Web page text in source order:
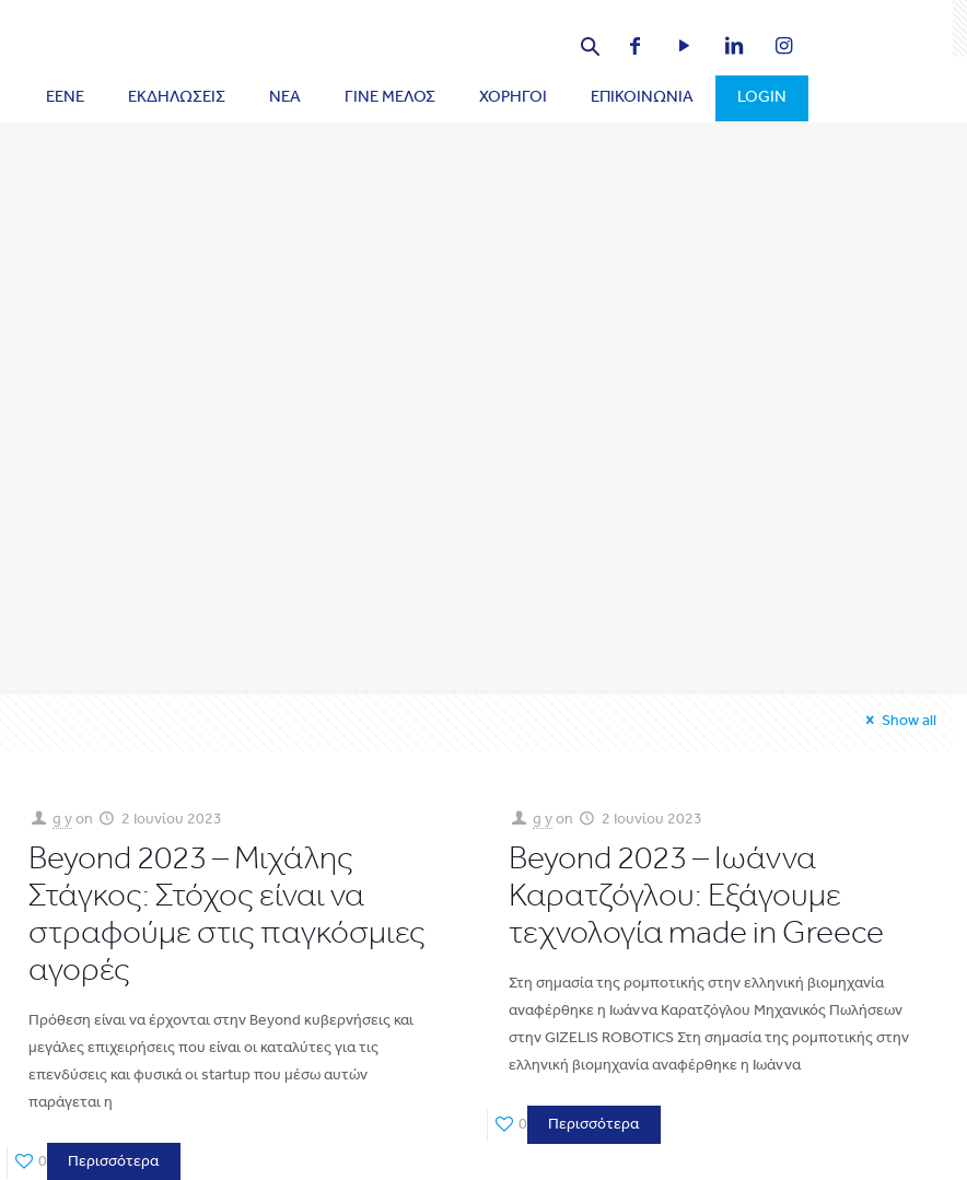
ΕΕΝΕ ΕΚΔΗΛΩΣΕΙΣ ΝΕΑ ΓΙΝΕ ΜΕΛΟΣ ΧΟΡΗΓΟΙ ΕΠΙΚΟΙΝΩΝΙΑ LOGIN
Show all
g y on 2 Ιουνίου 2023
Beyond 2023 – Μιχάλης
Στάγκος: Στόχος είναι να
στραφούμε στις παγκόσμιες
αγορές
Πρόθεση είναι να έρχονται στην Beyond κυβερνήσεις και
μεγάλες επιχειρήσεις που είναι οι καταλύτες για τις
επενδύσεις και φυσικά οι startup που μέσω αυτών
παράγεται η
0 Περισσότερα
g y on 2 Ιουνίου 2023
Beyond 2023 – Ιωάννα
Καρατζόγλου: Εξάγουμε
τεχνολογία made in Greece
Στη σημασία της ρομποτικής στην ελληνική βιομηχανία
αναφέρθηκε η Ιωάννα Καρατζόγλου Μηχανικός Πωλήσεων
στην GIZELIS ROBOTICS Στη σημασία της ρομποτικής στην
ελληνική βιομηχανία αναφέρθηκε η Ιωάννα
0 Περισσότερα